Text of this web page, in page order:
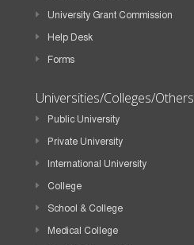
University Grant Commission
Help Desk
Forms
Universities/Colleges/Others
Public University
Private University
International University
College
School & College
Medical College